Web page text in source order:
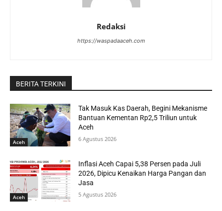
Redaksi
https://waspadaaceh.com
BERITA TERKINI
Aceh
Tak Masuk Kas Daerah, Begini Mekanisme
Bantuan Kementan Rp2,5 Triliun untuk
Aceh
6 Agustus 2026
Aceh
Inflasi Aceh Capai 5,38 Persen pada Juli
2026, Dipicu Kenaikan Harga Pangan dan
Jasa
5 Agustus 2026